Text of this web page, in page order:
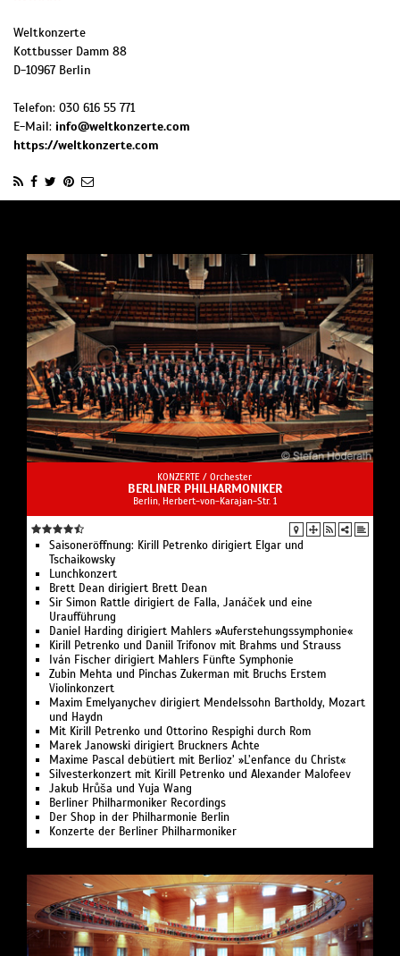
Weltkonzerte
Kottbusser Damm 88
D-10967 Berlin
Telefon: 030 616 55 771
E-Mail: info@weltkonzerte.com
https://weltkonzerte.com
KONZERTE / Orchester
BERLINER PHILHARMONIKER
Berlin, Herbert-von-Karajan-Str. 1
Saisoneröffnung: Kirill Petrenko dirigiert Elgar und
Tschaikowsky
Lunchkonzert
Brett Dean dirigiert Brett Dean
Sir Simon Rattle dirigiert de Falla, Janáček und eine
Uraufführung
Daniel Harding dirigiert Mahlers »Auferstehungssymphonie«
Kirill Petrenko und Daniil Trifonov mit Brahms und Strauss
Iván Fischer dirigiert Mahlers Fünfte Symphonie
Zubin Mehta und Pinchas Zukerman mit Bruchs Erstem
Violinkonzert
Maxim Emelyanychev dirigiert Mendelssohn Bartholdy, Mozart
und Haydn
Mit Kirill Petrenko und Ottorino Respighi durch Rom
Marek Janowski dirigiert Bruckners Achte
Maxime Pascal debütiert mit Berlioz’ »L’enfance du Christ«
Silvesterkonzert mit Kirill Petrenko und Alexander Malofeev
Jakub Hrůša und Yuja Wang
Berliner Philharmoniker Recordings
Der Shop in der Philharmonie Berlin
Konzerte der Berliner Philharmoniker